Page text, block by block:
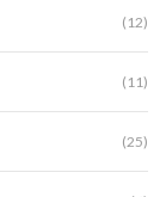
(12)
(11)
(25)